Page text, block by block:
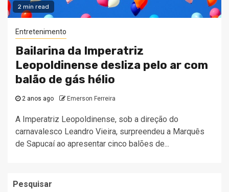
2 min read
Entretenimento
Bailarina da Imperatriz
Leopoldinense desliza pelo ar com
balão de gás hélio
2 anos ago Emerson Ferreira
A Imperatriz Leopoldinense, sob a direção do
carnavalesco Leandro Vieira, surpreendeu a Marquês
de Sapucaí ao apresentar cinco balões de...
Pesquisar